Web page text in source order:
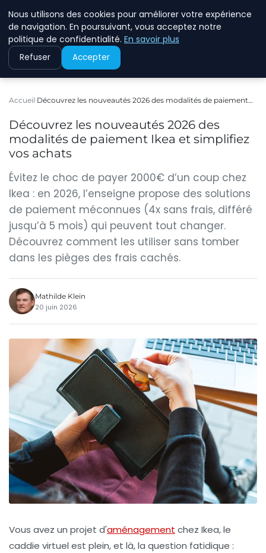
ASVOLETCOTENTIN
Accueil Découvrez les nouveautés 2026 des modalités de paiement…
Découvrez les nouveautés 2026 des
modalités de paiement Ikea et simplifiez
vos achats
Évitez le choc de payer 2000€ d’un coup chez
Ikea : en 2026, l’enseigne propose des solutions
de paiement méconnues (4x sans frais, différé
jusqu’à 5 mois) qui peuvent tout changer.
Découvrez comment les utiliser sans tomber
dans les pièges des frais cachés.
Mathilde Klein
20 juin 2026
Vous avez un projet d'aménagement chez Ikea, le
caddie virtuel est plein, et là, la question fatidique :
Nous utilisons des cookies pour améliorer votre expérience
de navigation. En poursuivant, vous acceptez notre
politique de confidentialité. En savoir plus
Refuser Accepter